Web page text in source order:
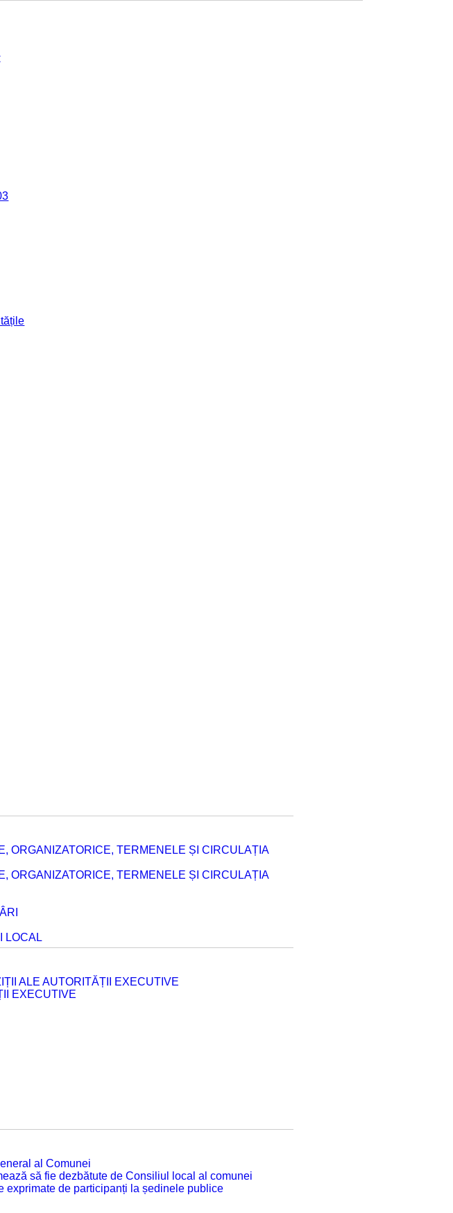
ORGANIZATORICE, TERMENELE ȘI CIRCULAȚIA
ORGANIZATORICE, TERMENELE ȘI CIRCULAȚIA
LOCAL
ALE AUTORITĂȚII EXECUTIVE
EXECUTIVE
al Comunei
să fie dezbătute de Consiliul local al comunei
exprimate de participanți la ședinele publice